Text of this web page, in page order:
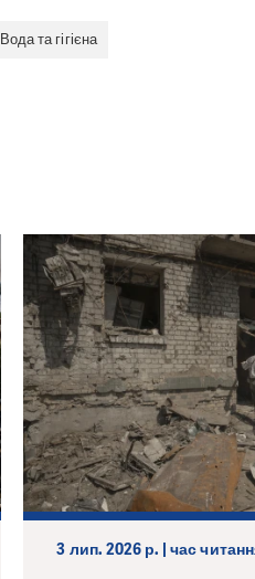
Вода та гігієна
3 лип. 2026 р. | час